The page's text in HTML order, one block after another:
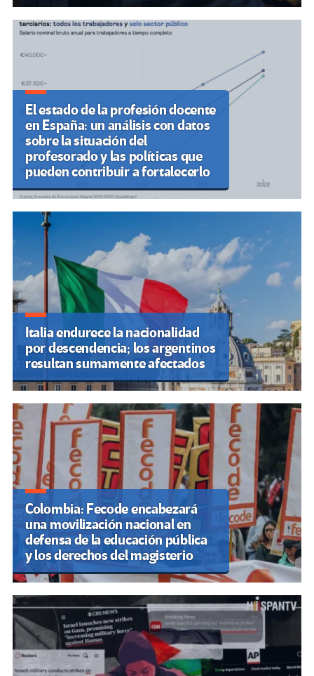
El estado de la profesión docente
en España: un análisis con datos
sobre la situación del
profesorado y las políticas que
pueden contribuir a fortalecerlo
Italia endurece la nacionalidad
por descendencia; los argentinos
resultan sumamente afectados
Colombia: Fecode encabezará
una movilización nacional en
defensa de la educación pública
y los derechos del magisterio